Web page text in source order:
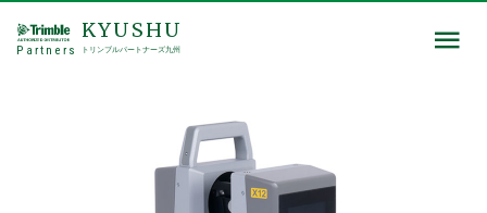
Partners
KYUSHU
トリンブルパートナーズ九州